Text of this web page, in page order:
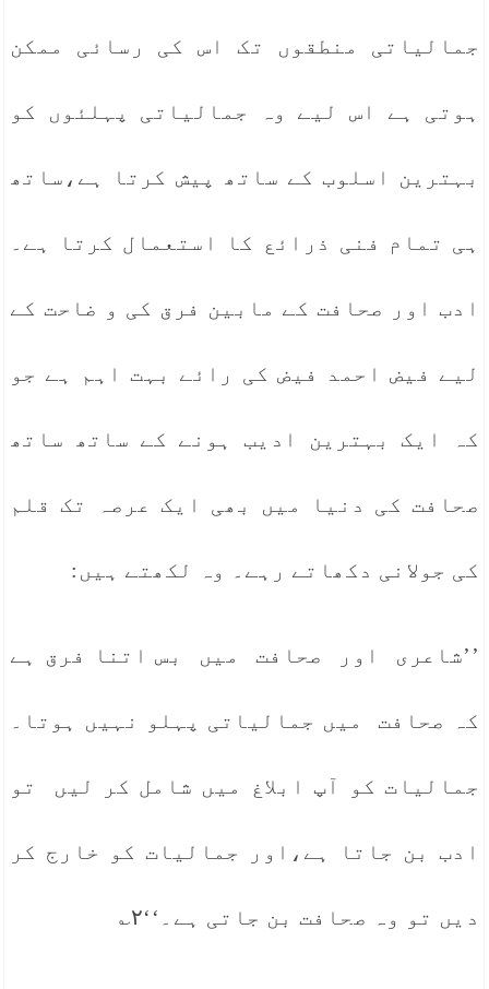
جمالیاتی منطقوں تک اس کی رسائی ممکن
ہوتی ہے اس لیے وہ جمالیاتی پہلئوں کو
بہترین اسلوب کے ساتھ پیش کرتا ہے،ساتھ
ہی تمام فنی ذرائع کا استعمال کرتا ہے۔
ادب اور صحافت کے مابین فرق کی و ضاحت کے
لیے فیض احمد فیض کی رائے بہت اہم ہے جو
کہ ایک بہترین ادیب ہونے کے ساتھ ساتھ
صحافت کی دنیا میں بھی ایک عرصہ تک قلم
کی جولانی دکھاتے رہے۔ وہ لکھتے ہیں:
’’شاعری اور صحافت میں بس اتنا فرق ہے
کہ صحافت میں جمالیاتی پہلو نہیں ہوتا۔
جمالیات کو آپ ابلاغ میں شامل کر لیں تو
ادب بن جاتا ہے،اور جمالیات کو خارج کر
دیں تو وہ صحافت بن جاتی ہے۔‘‘۲؎